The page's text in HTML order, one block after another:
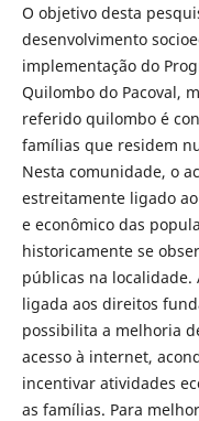
O objetivo desta
desenvolvimento
implementação do
Quilombo do Pacoval,
referido quilombo é
famílias que residem
Nesta comunidade, o
estreitamente ligado
e econômico das
historicamente se
públicas na
ligada aos direitos
possibilita a melhoria
acesso à internet,
incentivar atividades
as famílias. Para